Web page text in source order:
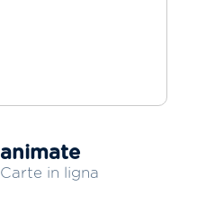
animate
Carte in ligna